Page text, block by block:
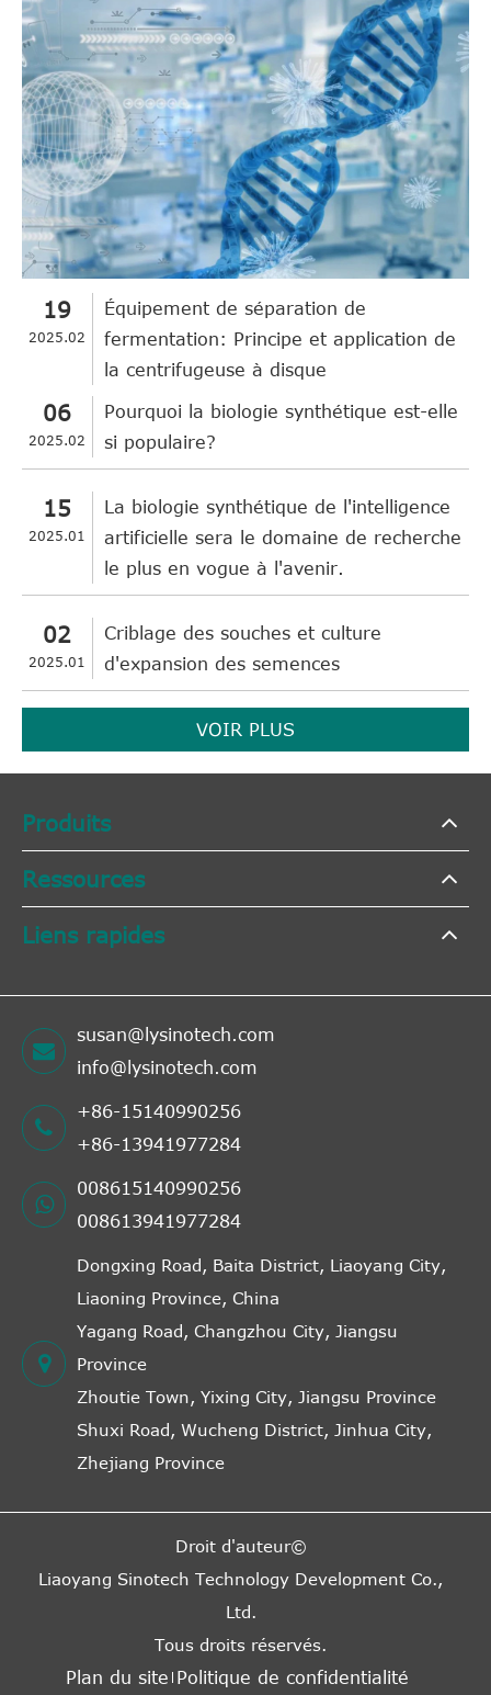
19
2025.02
Équipement de séparation de
fermentation: Principe et application de
la centrifugeuse à disque
06
2025.02
Pourquoi la biologie synthétique est-elle
si populaire?
15
2025.01
La biologie synthétique de l'intelligence
artificielle sera le domaine de recherche
le plus en vogue à l'avenir.
02
2025.01
Criblage des souches et culture
d'expansion des semences
VOIR PLUS
Produits
Ressources
Liens rapides
susan@lysinotech.com
info@lysinotech.com
+86-15140990256
+86-13941977284
008615140990256
008613941977284
Dongxing Road, Baita District, Liaoyang City,
Liaoning Province, China
Yagang Road, Changzhou City, Jiangsu
Province
Zhoutie Town, Yixing City, Jiangsu Province
Shuxi Road, Wucheng District, Jinhua City,
Zhejiang Province
Droit d'auteur©
Liaoyang Sinotech Technology Development Co.,
Ltd.
Tous droits réservés.
Plan du site Politique de confidentialité